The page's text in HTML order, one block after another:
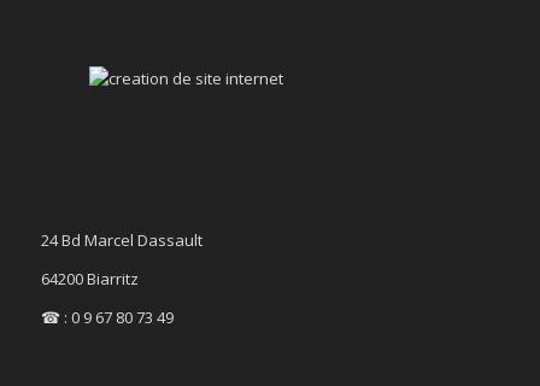
24 Bd Marcel Dassault
64200 Biarritz
☎ : 0 9 67 80 73 49